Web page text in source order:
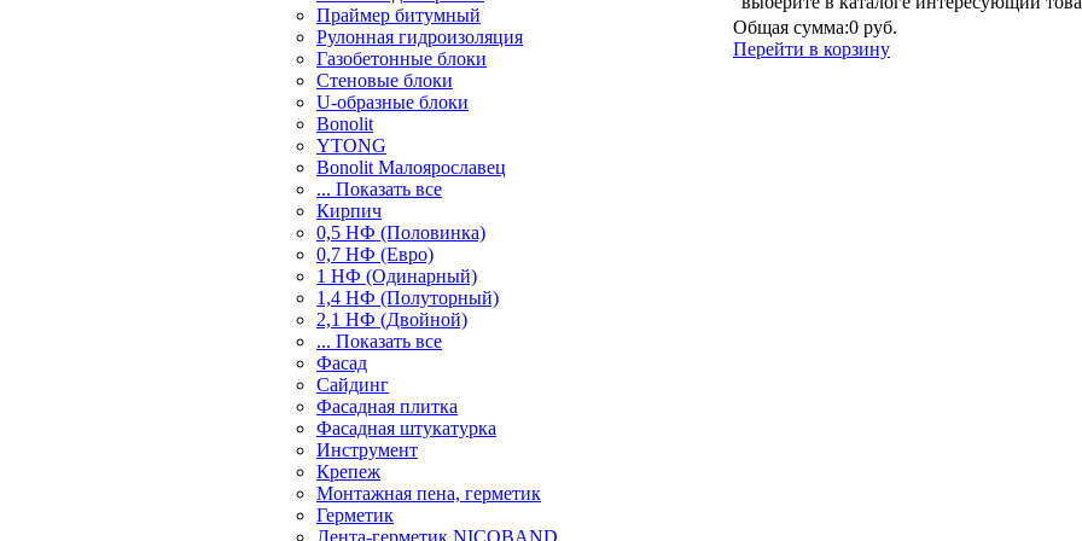
Праймер битумный
Рулонная гидроизоляция
Газобетонные блоки
Стеновые блоки
U-образные блоки
Bonolit
YTONG
Bonolit Малоярославец
... Показать все
Кирпич
0,5 НФ (Половинка)
0,7 НФ (Евро)
1 НФ (Одинарный)
1,4 НФ (Полуторный)
2,1 НФ (Двойной)
... Показать все
Фасад
Сайдинг
Фасадная плитка
Фасадная штукатурка
Инструмент
Крепеж
Монтажная пена, герметик
Герметик
Лента-герметик NICOBAND
Общая сумма:0 руб.
Перейти в корзину